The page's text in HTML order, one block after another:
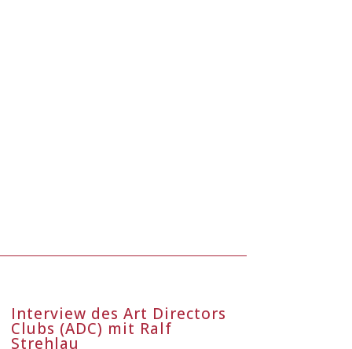
Interview des Art Directors
Clubs (ADC) mit Ralf
Strehlau